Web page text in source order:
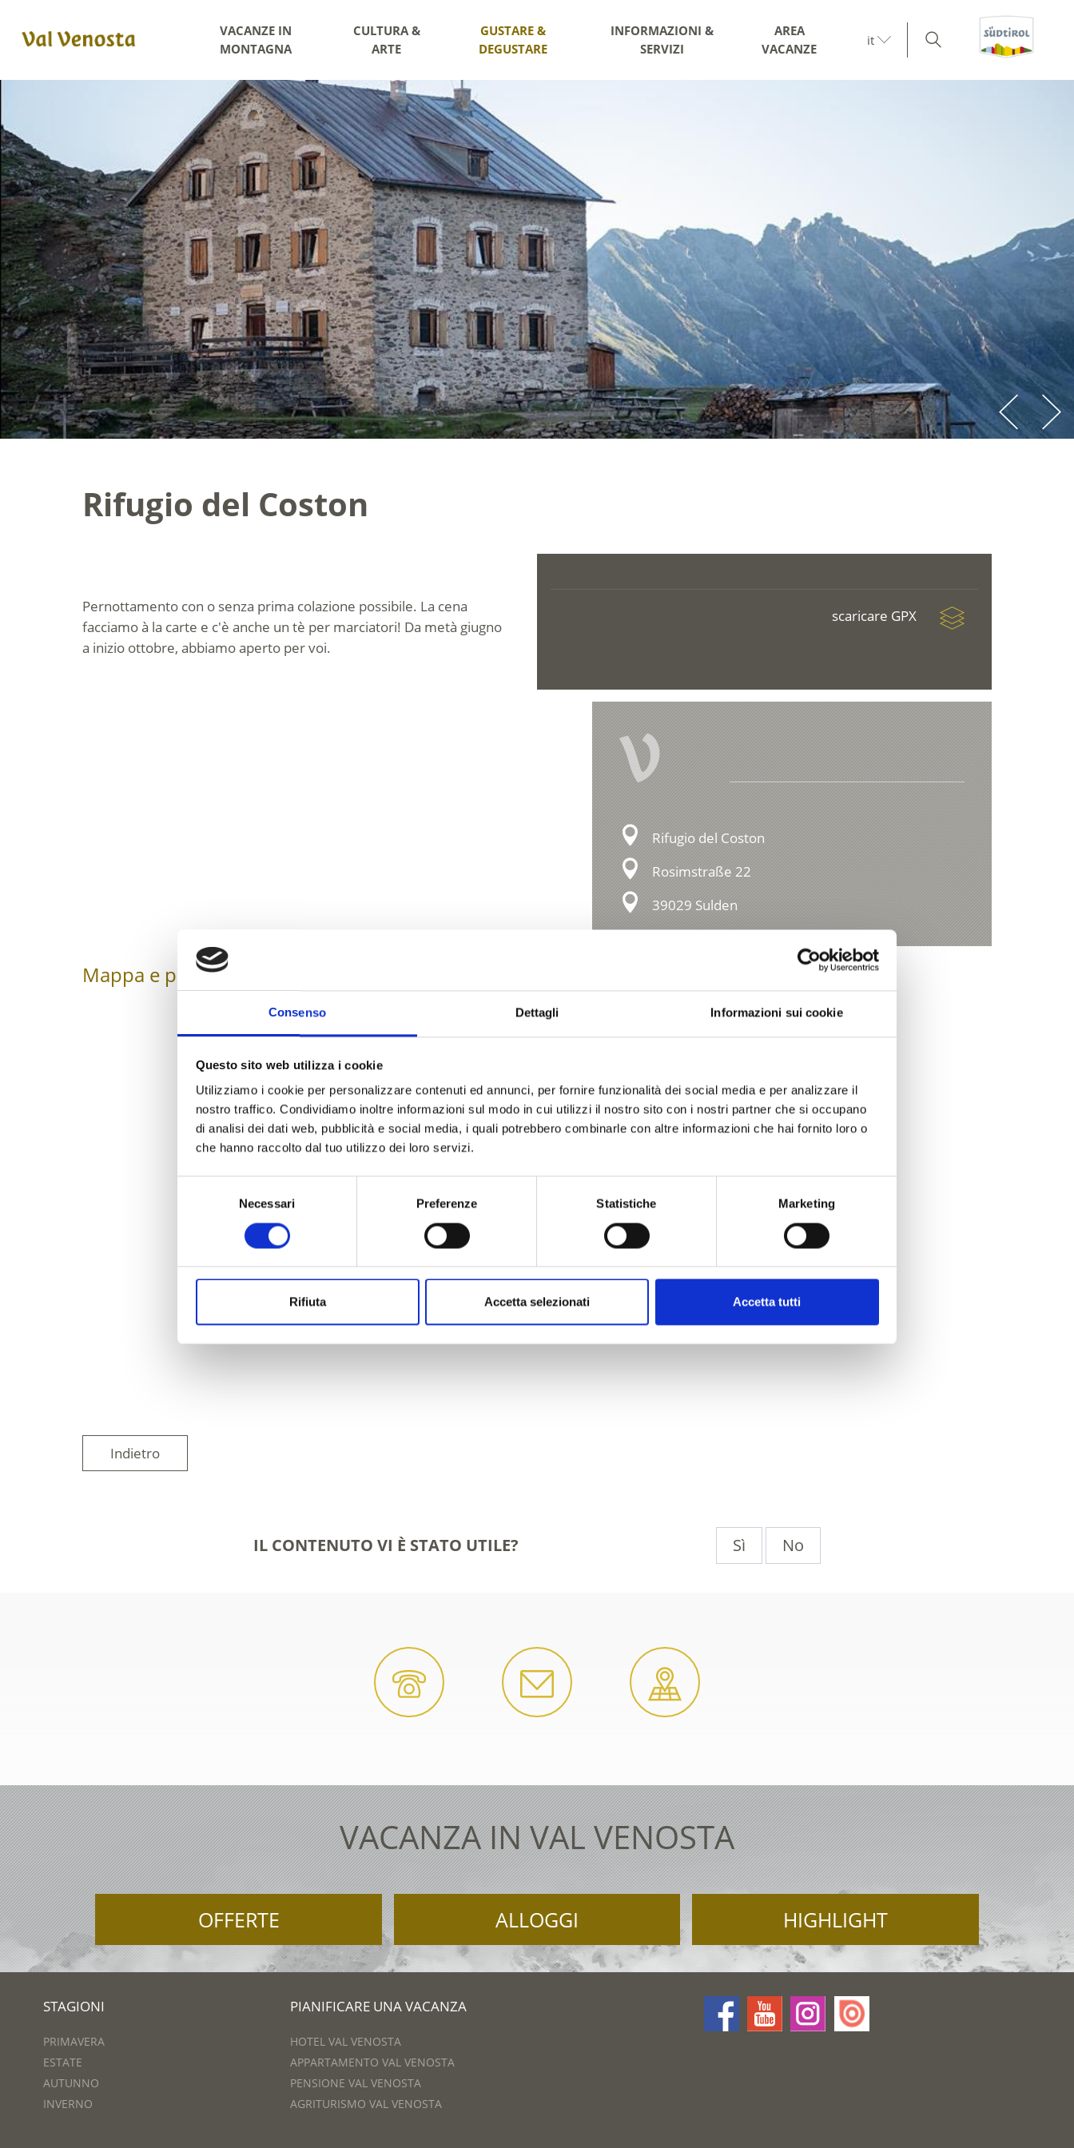
Consenso Dettagli Informazioni sui cookie
Questo sito web utilizza i cookie
Utilizziamo i cookie per personalizzare contenuti ed annunci, per fornire funzionalità dei social media e per analizzare il
nostro traffico. Condividiamo inoltre informazioni sul modo in cui utilizzi il nostro sito con i nostri partner che si occupano
di analisi dei dati web, pubblicità e social media, i quali potrebbero combinarle con altre informazioni che hai fornito loro o
che hanno raccolto dal tuo utilizzo dei loro servizi.
Necessari Preferenze Statistiche Marketing
Rifiuta Accetta selezionati Accetta tutti
VACANZE IN
MONTAGNA
CULTURA &
ARTE
GUSTARE &
DEGUSTARE
INFORMAZIONI &
SERVIZI
AREA
VACANZE
it
Rifugio del Coston
Pernottamento con o senza prima colazione possibile. La cena
facciamo à la carte e c'è anche un tè per marciatori! Da metà giugno
a inizio ottobre, abbiamo aperto per voi.
scaricare GPX
V
Rifugio del Coston
Rosimstraße 22
39029 Sulden
Mappa e profilo di elevazione
Indietro
IL CONTENUTO VI È STATO UTILE? Sì No
VACANZA IN VAL VENOSTA
OFFERTE ALLOGGI HIGHLIGHT
STAGIONI
PRIMAVERA
ESTATE
AUTUNNO
INVERNO
PIANIFICARE UNA VACANZA
HOTEL VAL VENOSTA
APPARTAMENTO VAL VENOSTA
PENSIONE VAL VENOSTA
AGRITURISMO VAL VENOSTA